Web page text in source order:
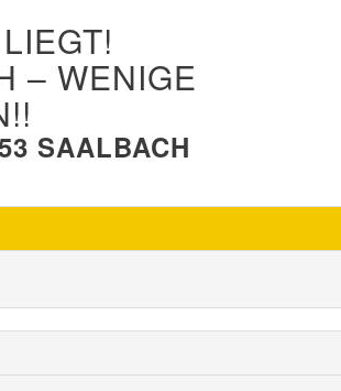
F
WENIGE S
SAALBACH